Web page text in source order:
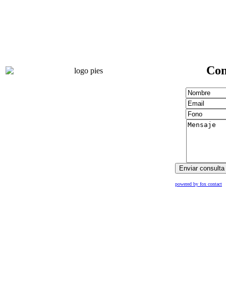
powered by fox contact